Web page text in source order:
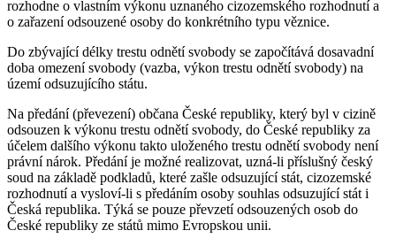
rozhodne o vlastním výkonu uznaného cizozemského rozhodnutí a
o zařazení odsouzené osoby do konkrétního typu věznice.
Do zbývající délky trestu odnětí svobody se započítává dosavadní
doba omezení svobody (vazba, výkon trestu odnětí svobody) na
území odsuzujícího státu.
Na předání (převezení) občana České republiky, který byl v cizině
odsouzen k výkonu trestu odnětí svobody, do České republiky za
účelem dalšího výkonu takto uloženého trestu odnětí svobody není
právní nárok. Předání je možné realizovat, uzná-li příslušný český
soud na základě podkladů, které zašle odsuzující stát, cizozemské
rozhodnutí a vysloví-li s předáním osoby souhlas odsuzující stát i
Česká republika. Týká se pouze převzetí odsouzených osob do
České republiky ze států mimo Evropskou unii.